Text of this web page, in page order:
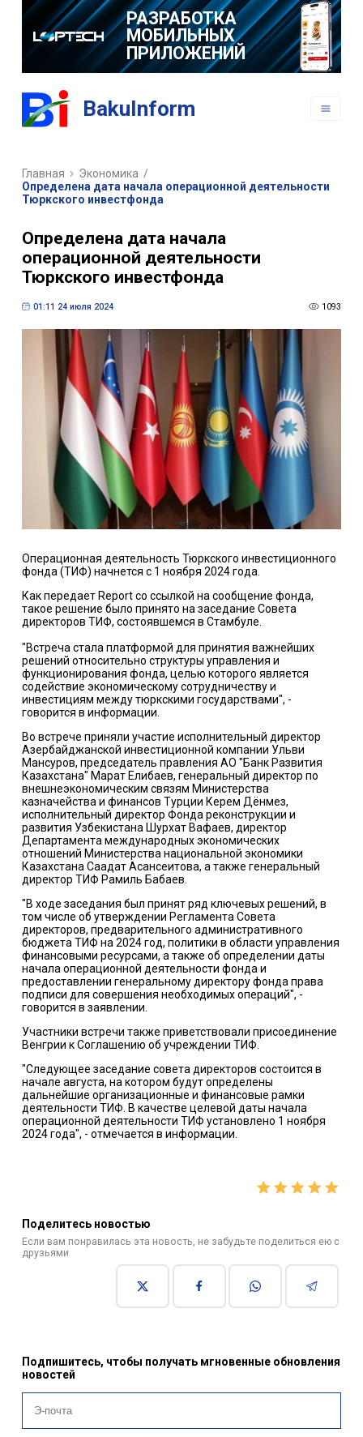
РАЗРАБОТКА
МОБИЛЬНЫХ
ПРИЛОЖЕНИЙ
BakuInform
Главная Экономика /
Определена дата начала операционной деятельности
Тюркского инвестфонда
Определена дата начала
операционной деятельности
Тюркского инвестфонда
01:11 24 июля 2024 1093
Операционная деятельность Тюркского инвестиционного
фонда (ТИФ) начнется с 1 ноября 2024 года.
Как передает Report со ссылкой на сообщение фонда,
такое решение было принято на заседание Совета
директоров ТИФ, состоявшемся в Стамбуле.
"Встреча стала платформой для принятия важнейших
решений относительно структуры управления и
функционирования фонда, целью которого является
содействие экономическому сотрудничеству и
инвестициям между тюркскими государствами", -
говорится в информации.
Во встрече приняли участие исполнительный директор
Азербайджанской инвестиционной компании Ульви
Мансуров, председатель правления АО "Банк Развития
Казахстана" Марат Елибаев, генеральный директор по
внешнеэкономическим связям Министерства
казначейства и финансов Турции Керем Дёнмез,
исполнительный директор Фонда реконструкции и
развития Узбекистана Шурхат Вафаев, директор
Департамента международных экономических
отношений Министерства национальной экономики
Казахстана Саадат Асансеитова, а также генеральный
директор ТИФ Рамиль Бабаев.
"В ходе заседания был принят ряд ключевых решений, в
том числе об утверждении Регламента Совета
директоров, предварительного административного
бюджета ТИФ на 2024 год, политики в области управления
финансовыми ресурсами, а также об определении даты
начала операционной деятельности фонда и
предоставлении генеральному директору фонда права
подписи для совершения необходимых операций", -
говорится в заявлении.
Участники встречи также приветствовали присоединение
Венгрии к Соглашению об учреждении ТИФ.
"Следующее заседание совета директоров состоится в
начале августа, на котором будут определены
дальнейшие организационные и финансовые рамки
деятельности ТИФ. В качестве целевой даты начала
операционной деятельности ТИФ установлено 1 ноября
2024 года", - отмечается в информации.
Поделитесь новостью
Если вам понравилась эта новость, не забудьте поделиться ею с
друзьями
Подпишитесь, чтобы получать мгновенные обновления
новостей